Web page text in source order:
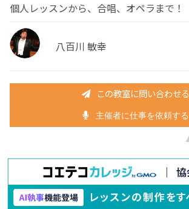
個人レッスンから、合唱、オペラまで！
八百川 敏幸
この教室に問い合わせる
主催者に仕事を依頼する